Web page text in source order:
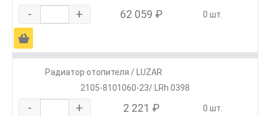
- + 62 059 ₽ 0 шт.
Ä
Радиатор отопителя / LUZAR
2105-8101060-23/ LRh 0398
- + 2 221 ₽ 0 шт.